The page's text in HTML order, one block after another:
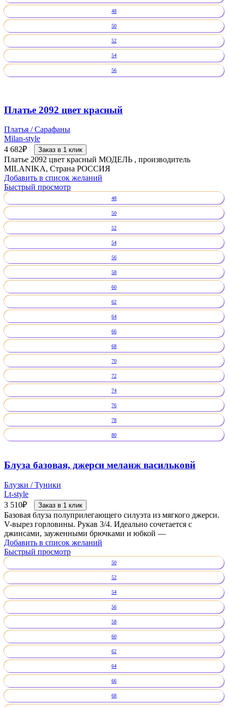
48
50
52
54
56
Платье 2092 цвет красный
Платья / Сарафаны
Milan-style
4 682₽ Заказ в 1 клик
Платье 2092 цвет красный МОДЕЛЬ , производитель
MILANIKA, Страна РОССИЯ
Добавить в список желаний
Быстрый просмотр
48
50
52
54
56
58
60
62
64
66
68
70
72
74
76
78
80
Блуза базовая, джерси меланж васильковй
Блузки / Туники
Lt-style
3 510₽ Заказ в 1 клик
Базовая блуза полуприлегающего силуэта из мягкого джерси.
V-вырез горловины. Рукав 3/4. Идеально сочетается с
джинсами, зауженными брючками и юбкой —
Добавить в список желаний
Быстрый просмотр
50
52
54
56
58
60
62
64
66
68